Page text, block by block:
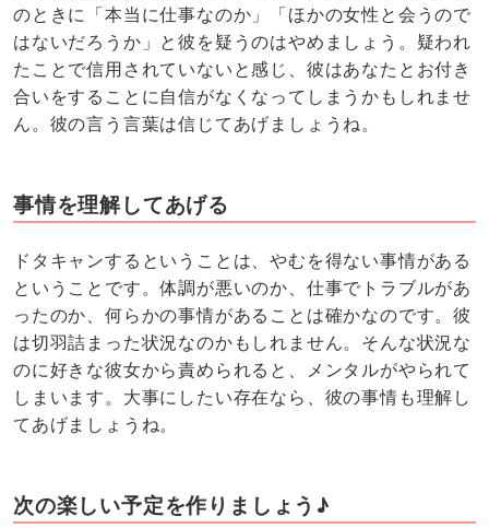
のときに「本当に仕事なのか」「ほかの女性と会うので
はないだろうか」と彼を疑うのはやめましょう。疑われ
たことで信用されていないと感じ、彼はあなたとお付き
合いをすることに自信がなくなってしまうかもしれませ
ん。彼の言う言葉は信じてあげましょうね。
事情を理解してあげる
ドタキャンするということは、やむを得ない事情がある
ということです。体調が悪いのか、仕事でトラブルがあ
ったのか、何らかの事情があることは確かなのです。彼
は切羽詰まった状況なのかもしれません。そんな状況な
のに好きな彼女から責められると、メンタルがやられて
しまいます。大事にしたい存在なら、彼の事情も理解し
てあげましょうね。
次の楽しい予定を作りましょう♪